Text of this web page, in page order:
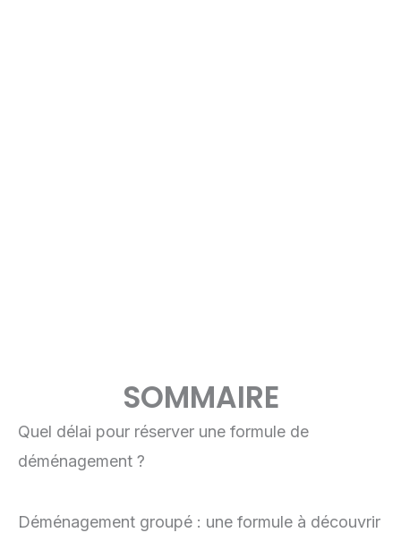
SOMMAIRE
Quel délai pour réserver une formule de
déménagement ?
Déménagement groupé : une formule à découvrir